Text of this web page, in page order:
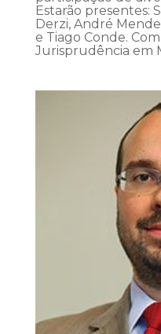
Estarão presentes:
Derzi, André
e Tiago Conde.
Jurisprudência em